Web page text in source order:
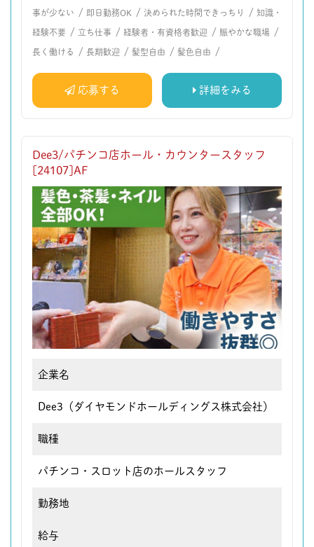
事が少ない / 即日勤務OK / 決められた時間できっちり / 知識・
経験不要 / 立ち仕事 / 経験者・有資格者歓迎 / 賑やかな職場 /
長く働ける / 長期歓迎 / 髪型自由 / 髪色自由 /
応募する 詳細をみる
Dee3/パチンコ店ホール・カウンタースタッフ
[24107]AF
企業名
Dee3（ダイヤモンドホールディングス株式会社）
職種
パチンコ・スロット店のホールスタッフ
勤務地
給与